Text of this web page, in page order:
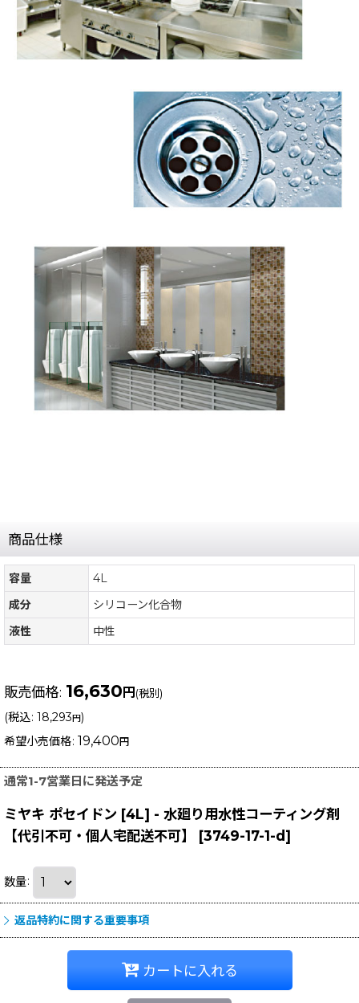
商品仕様
容量
4L
成分
シリコーン化合物
液性
中性
販売価格: 16,630円(税別)
(税込: 18,293円)
希望小売価格: 19,400円
通常1-7営業日に発送予定
ミヤキ ポセイドン [4L] - 水廻り用水性コーティング剤
【代引不可・個人宅配送不可】
[3749-17-1-d]
数量:
返品特約に関する重要事項
カートに入れる